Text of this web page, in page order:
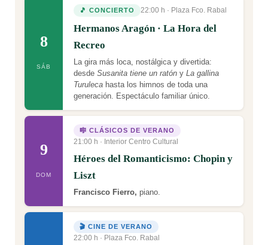
8
SÁB
🎵 CONCIERTO 22:00 h · Plaza Fco. Rabal
Hermanos Aragón · La Hora del
Recreo
La gira más loca, nostálgica y divertida:
desde Susanita tiene un ratón y La gallina
Turuleca hasta los himnos de toda una
generación. Espectáculo familiar único.
9
DOM
🎼 CLÁSICOS DE VERANO
21:00 h · Interior Centro Cultural
Héroes del Romanticismo: Chopin y
Liszt
Francisco Fierro, piano.
🎬 CINE DE VERANO
22:00 h · Plaza Fco. Rabal